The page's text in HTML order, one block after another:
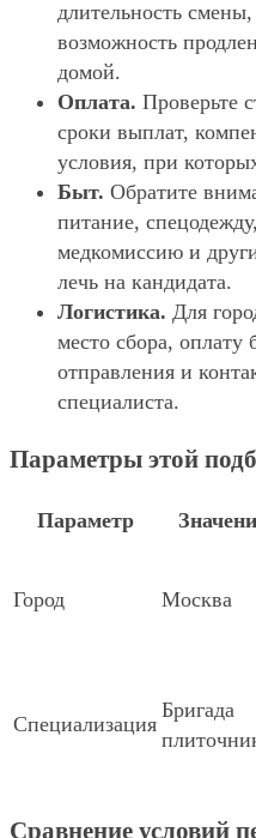
длительность
возможность
домой.
Оплата. Проверьте
сроки выплат,
условия, при
Быт. Обратите
питание,
медкомиссию и
лечь на кандидата.
Логистика. Для
место сбора, оплату
отправления и
специалиста.
Параметры этой
Параметр
Город Москва
Специализация
Бригада
Сравнение условий